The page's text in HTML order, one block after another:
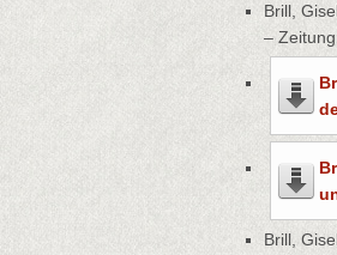
Brill,
–
Brill,